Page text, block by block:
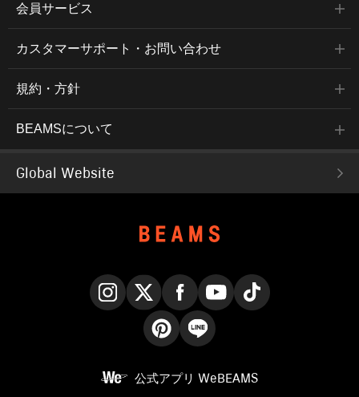
会員サービス
カスタマーサポート・お問い合わせ
規約・方針
BEAMSについて
Global Website
公式アプリ WeBEAMS